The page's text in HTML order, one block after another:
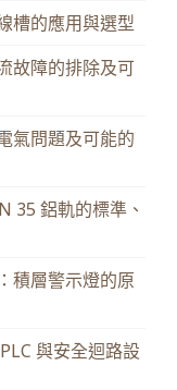
槽的應用與選型
故障的排除及可
氣問題及可能的
35 鋁軌的標準、
積層警示燈的原
與安全迴路設